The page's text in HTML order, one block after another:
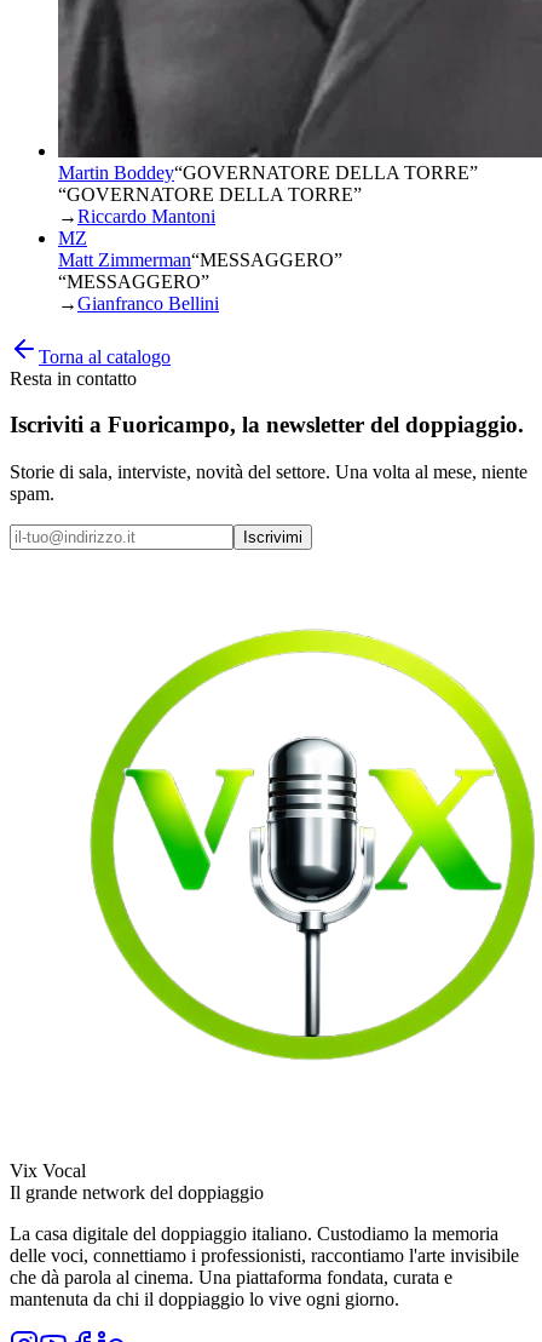
Martin Boddey“GOVERNATORE DELLA TORRE”
“GOVERNATORE DELLA TORRE”
→Riccardo Mantoni
MZ
Matt Zimmerman“MESSAGGERO”
“MESSAGGERO”
→Gianfranco Bellini
Torna al catalogo
Resta in contatto
Iscriviti a Fuoricampo, la newsletter del doppiaggio.
Storie di sala, interviste, novità del settore. Una volta al mese, niente
spam.
Iscrivimi
Vix Vocal
Il grande network del doppiaggio
La casa digitale del doppiaggio italiano. Custodiamo la memoria
delle voci, connettiamo i professionisti, raccontiamo l'arte invisibile
che dà parola al cinema. Una piattaforma fondata, curata e
mantenuta da chi il doppiaggio lo vive ogni giorno.